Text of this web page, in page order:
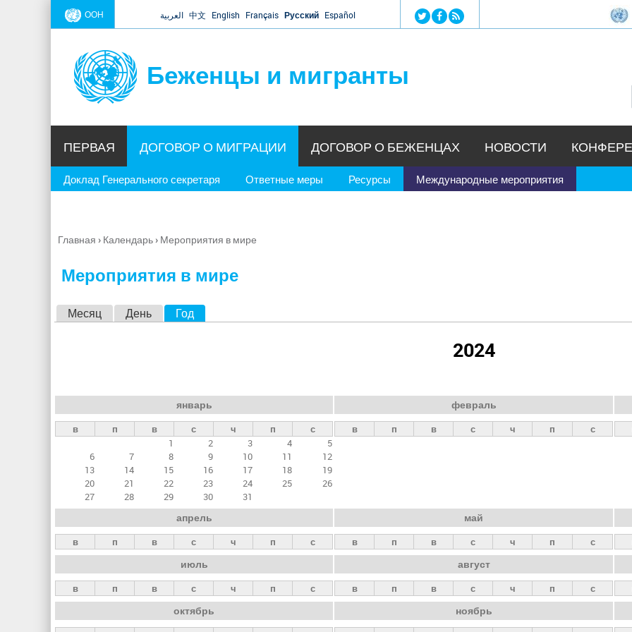
Jump to navigation
ООН العربية 中文 English Français Русский Español
Беженцы и мигранты
ПЕРВАЯ ДОГОВОР О МИГРАЦИИ
Доклад Генерального секретаря Ответные меры Ресурсы Международные мероприятия
ДОГОВОР О БЕЖЕНЦАХ НОВОСТИ
Вы
Главная › Календарь› Мероприятия в мире
Мероприятия в мире
н
ы
е
а
д
к
и
Месяц День Год
2024
январь
в п в с ч п
с
1
2 3 4
5
6
7 8 9 10 11
12
13
14 15 16 17 18
19
20
21 22 23 24 25
26
27
28 29 30 31
февраль
в п в с ч п с
апрель
в п в с ч п с
май
в п в с ч п с
июль
в п в с ч п с
август
в п в с ч п с
октябрь ноябрь